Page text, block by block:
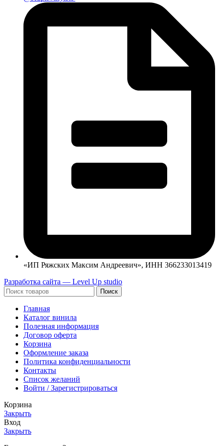
«ИП Ряжских Максим Андреевич», ИНН 366233013419
Разработка сайта — Level Up studio
Поиск
Главная
Каталог винила
Полезная информация
Договор оферта
Корзина
Оформление заказа
Политика конфиденциальности
Контакты
Список желаний
Войти / Зарегистрироваться
Корзина
Закрыть
Вход
Закрыть